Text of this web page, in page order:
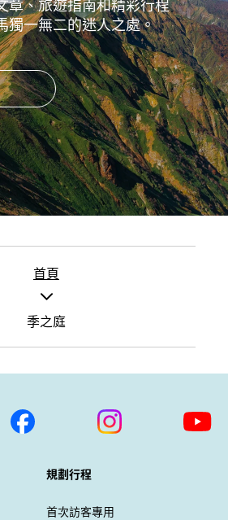
獨一無二的迷人之處。
首頁
季之庭
規劃行程
首次訪客專用